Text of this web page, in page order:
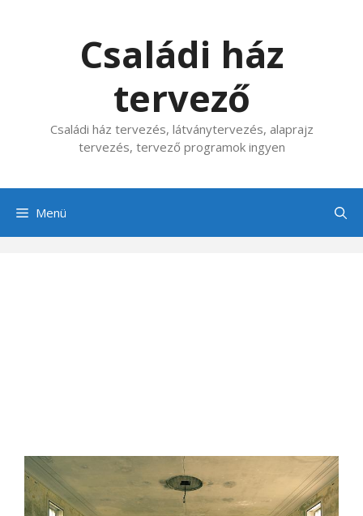
Családi ház
tervező
Családi ház tervezés, látványtervezés, alaprajz
tervezés, tervező programok ingyen
Menü